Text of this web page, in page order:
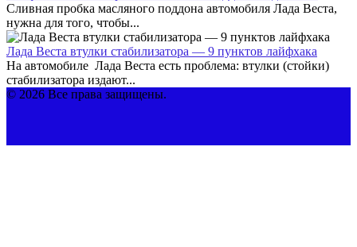
Сливная пробка масляного поддона автомобиля Лада Веста,
нужна для того, чтобы...
Лада Веста втулки стабилизатора — 9 пунктов лайфхака
На автомобиле Лада Веста есть проблема: втулки (стойки)
стабилизатора издают...
© 2026 Все права защищены.